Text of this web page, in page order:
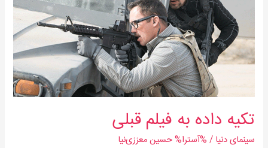
تکیه داده به فیلم قبلی
سینمای دنیا / %آسترا%حسین معززی‌نیا